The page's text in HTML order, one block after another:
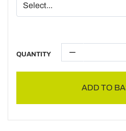
QUANTITY
ADD TO